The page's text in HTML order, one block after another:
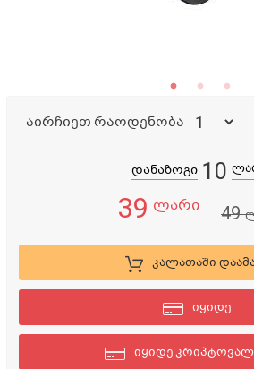
აირჩიეთ რაოდენობა
დანაზოგი 10
39 ლარი 49
კალათაში
იყიდე
იყიდე